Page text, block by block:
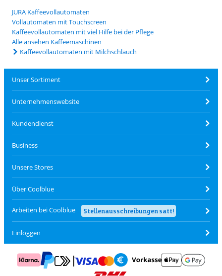
JURA Kaffeevollautomaten
Vollautomaten mit Touchscreen
Kaffeevollautomaten mit viel Hilfe bei der Pflege
Alle ansehen Kaffeemaschinen
Kaffeevollautomaten mit Milchschlauch
Unser Sortiment
Unternehmenswebsite
Kundendienst
Business
Unsere Stores
Über Coolblue
Arbeiten bei Coolblue Stellenausschreibungen satt!
Einloggen
Zahlung mit Mastercard und Visa über Click to Pay
Zahlung mit Vorkasse